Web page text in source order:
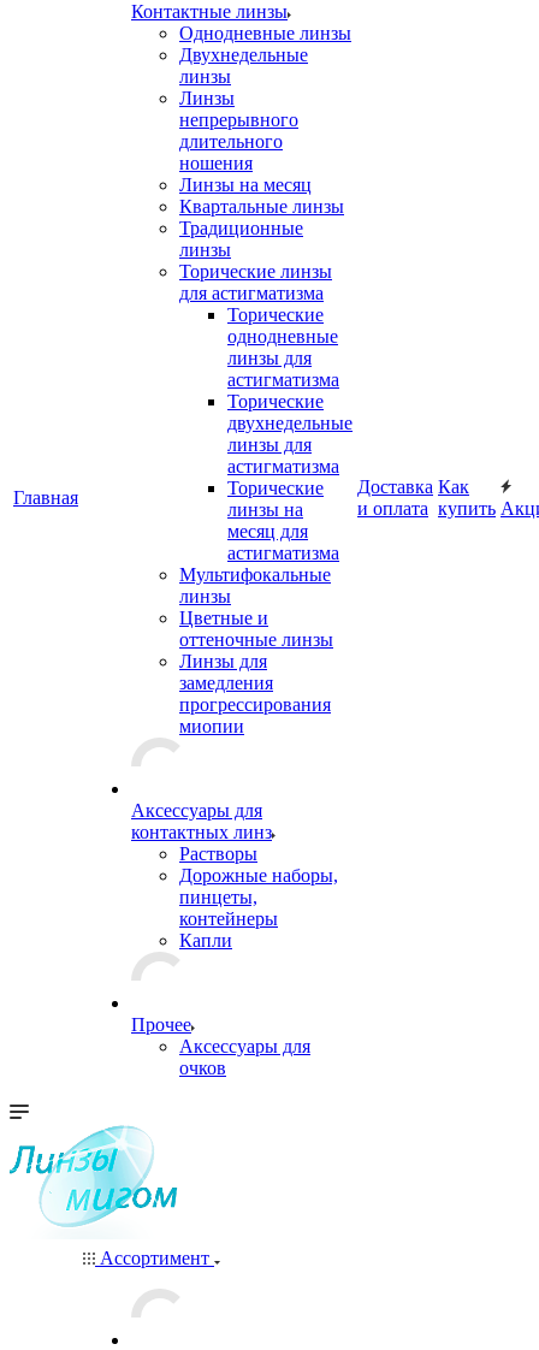
Главная
Контактные линзы
Однодневные линзы
Двухнедельные
линзы
Линзы
непрерывного
длительного
ношения
Линзы на месяц
Квартальные линзы
Традиционные
линзы
Торические линзы
для астигматизма
Торические
однодневные
линзы для
астигматизма
Торические
двухнедельные
линзы для
астигматизма
Торические
линзы на
месяц для
астигматизма
Мультифокальные
линзы
Цветные и
оттеночные линзы
Линзы для
замедления
прогрессирования
миопии
Аксессуары для
контактных линз
Растворы
Дорожные наборы,
пинцеты,
контейнеры
Капли
Прочее
Аксессуары для
очков
Доставка
и оплата
Как
купить
Ассортимент